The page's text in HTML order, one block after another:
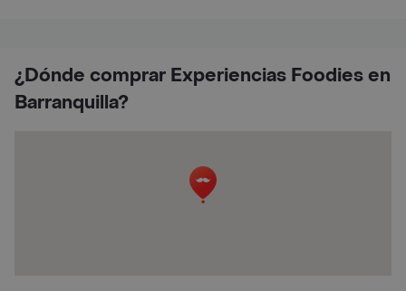
¿Dónde comprar Experiencias Foodies en
Barranquilla?